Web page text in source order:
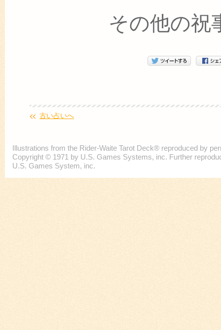
その他の祝
古い占いへ
Illustrations from the Rider-Waite Tarot Deck® reproduced by
Copyright © 1971 by U.S. Games Systems, inc. Further
U.S. Games System, inc.